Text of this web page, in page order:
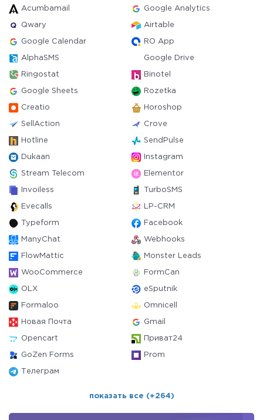
Acumbamail Google Analytics
Qwary Airtable
Google Calendar RO App
AlphaSMS Google Drive
Ringostat Binotel
Google Sheets Rozetka
Creatio Horoshop
SellAction Crove
Hotline SendPulse
Dukaan Instagram
Stream Telecom Elementor
Invoiless TurboSMS
Evecalls LP-CRM
Typeform Facebook
ManyChat Webhooks
FlowMattic Monster Leads
WooCommerce FormCan
OLX eSputnik
Formaloo Omnicell
Новая Почта Gmail
Opencart Приват24
GoZen Forms Prom
Телеграм
показать все (+264)